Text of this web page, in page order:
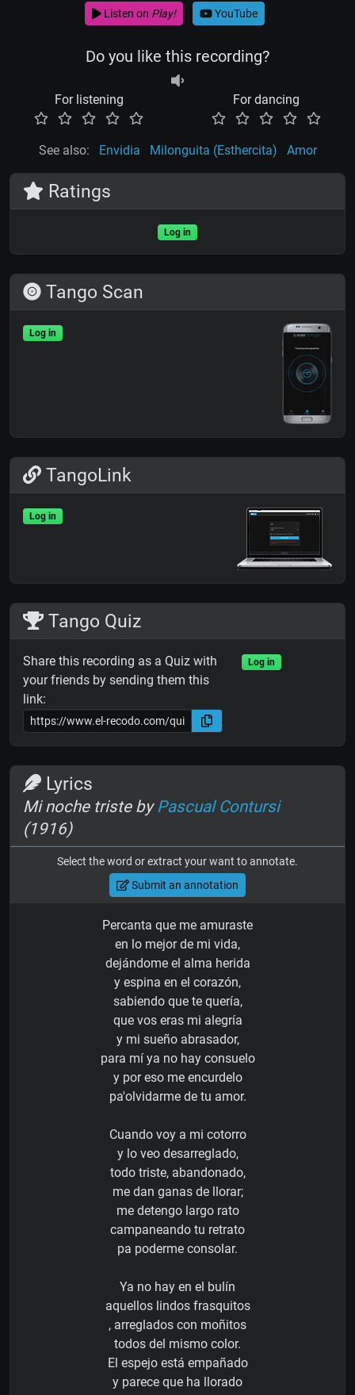
Listen on Play! YouTube
Do you like this recording?
For listening For dancing
See also: Envidia Milonguita (Esthercita) Amor
Ratings
Log in
Tango Scan
Log in
TangoLink
Log in
Tango Quiz
Share this recording as a Quiz with
your friends by sending them this
link:
Log in
Lyrics
Mi noche triste byPascual Contursi
(1916)
Select the word or extract your want to annotate.
Submit an annotation
Percanta que me amuraste
en lo mejor de mi vida,
dejándome el alma herida
y espina en el corazón,
sabiendo que te quería,
que vos eras mi alegría
y mi sueño abrasador,
para mí ya no hay consuelo
y por eso me encurdelo
pa'olvidarme de tu amor.
Cuando voy a mi cotorro
y lo veo desarreglado,
todo triste, abandonado,
me dan ganas de llorar;
me detengo largo rato
campaneando tu retrato
pa poderme consolar.
Ya no hay en el bulín
aquellos lindos frasquitos
, arreglados con moñitos
todos del mismo color.
El espejo está empañado
y parece que ha llorado